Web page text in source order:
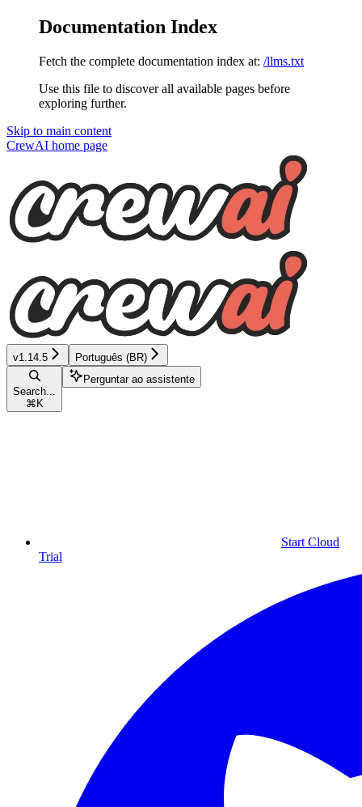
Documentation Index
Fetch the complete documentation index at: /llms.txt
Use this file to discover all available pages before
exploring further.
Skip to main content
CrewAI home page
v1.14.5 Português (BR)
Search...
⌘ K
Perguntar ao assistente
Start Cloud
Trial